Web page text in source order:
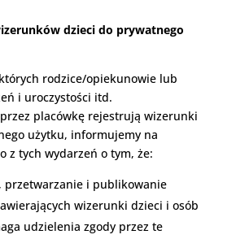
dzieci do prywatnego
rodzice/opiekunowie lub
i uroczystości itd.
placówkę rejestrują wizerunki
użytku, informujemy na
z tych wydarzeń o tym, że:
przetwarzanie i publikowanie
wizerunki dzieci i osób
udzielenia zgody przez te